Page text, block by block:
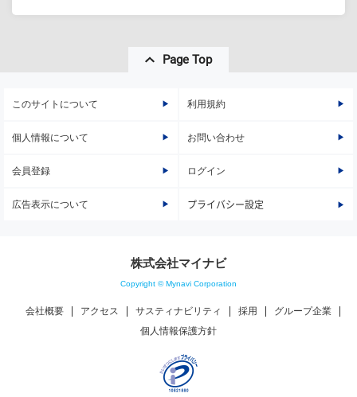
Page Top
このサイトについて 利用規約
個人情報について お問い合わせ
会員登録 ログイン
広告表示について プライバシー設定
株式会社マイナビ
Copyright © Mynavi Corporation
会社概要 アクセス サスティナビリティ 採用
グループ企業
個人情報保護方針